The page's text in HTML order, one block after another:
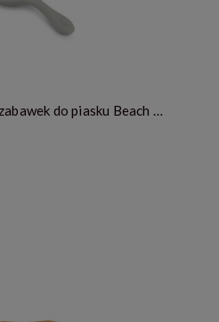
Konges Slojd zestaw zabawek do piasku Beach Set - DINO